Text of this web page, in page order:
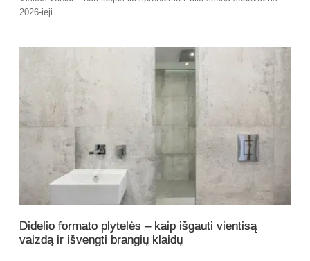
2026-ieji
Didelio formato plytelės – kaip išgauti vientisą
vaizdą ir išvengti brangių klaidų